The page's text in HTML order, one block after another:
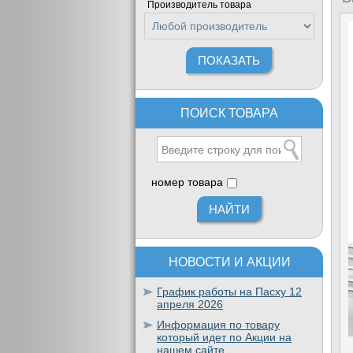
Производитель товара
ПОИСК ТОВАРА
номер товара
НОВОСТИ И АКЦИИ
График работы на Пасху 12
апреля 2026
Информация по товару
который идет по Акции на
нашем сайте.